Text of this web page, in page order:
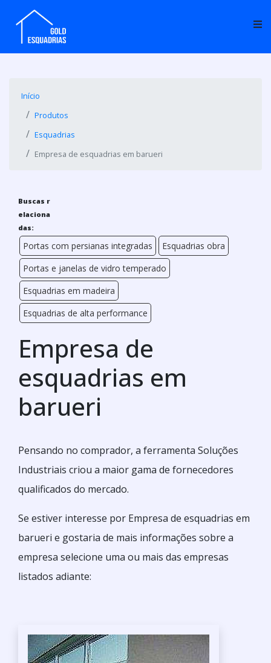
Início
Produtos
Esquadrias
Empresa de esquadrias em barueri
Buscas r
elaciona
das:
Portas com persianas integradas
Esquadrias obra
Portas e janelas de vidro temperado
Esquadrias em madeira
Esquadrias de alta performance
Empresa de
esquadrias em
barueri
Pensando no comprador, a ferramenta Soluções
Industriais criou a maior gama de fornecedores
qualificados do mercado.
Se estiver interesse por Empresa de esquadrias em
barueri e gostaria de mais informações sobre a
empresa selecione uma ou mais das empresas
listados adiante: